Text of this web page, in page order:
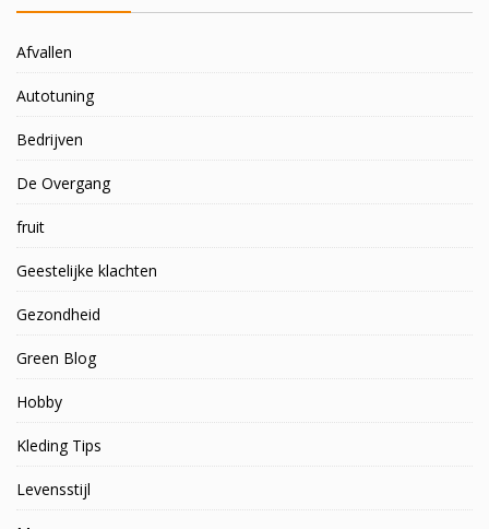
Afvallen
Autotuning
Bedrijven
De Overgang
fruit
Geestelijke klachten
Gezondheid
Green Blog
Hobby
Kleding Tips
Levensstijl